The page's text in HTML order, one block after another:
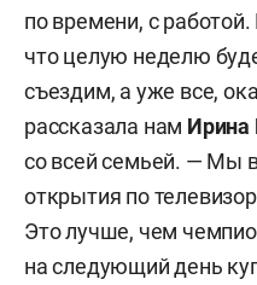
по времени, с
что целую неделю
съездим, а уже все,
рассказала нам Ирина
со всей семьей. — Мы
открытия по
Это лучше, чем
на следующий день